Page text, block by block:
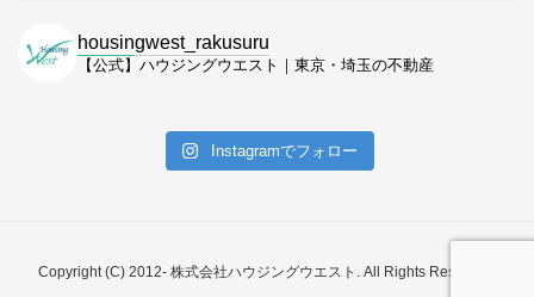
housingwest_rakusuru
【公式】ハウジングウエスト｜東京・埼玉の不動産
Instagramでフォロー
Copyright (C) 2012- 株式会社ハウジングウエスト. All Rights Reserved.